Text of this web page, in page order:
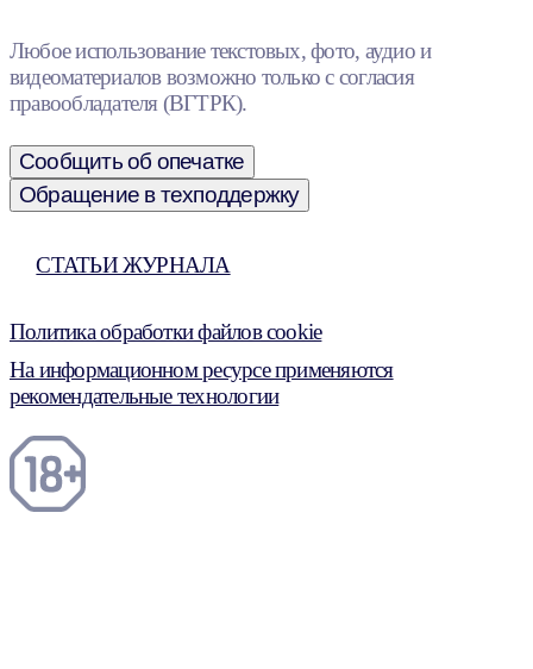
Любое использование текстовых, фото, аудио и
видеоматериалов возможно только с согласия
правообладателя (ВГТРК).
Сообщить об опечатке
Обращение в техподдержку
СТАТЬИ ЖУРНАЛА
Политика обработки файлов cookie
На информационном ресурсе применяются
рекомендательные технологии